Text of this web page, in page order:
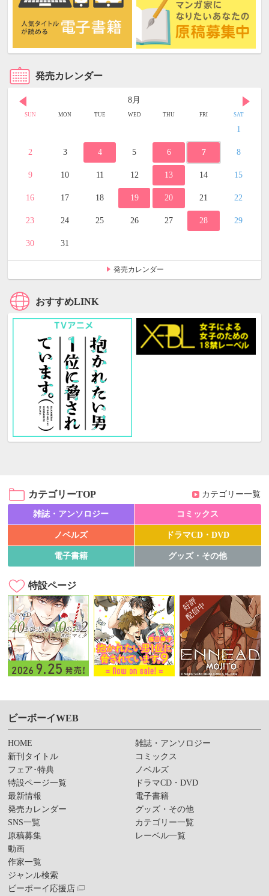
発売カレンダー
8月
SUN MON TUE WED THU FRI SAT
1
2 3 4 5 6 7 8
9 10 11 12 13 14 15
16 17 18 19 20 21 22
23 24 25 26 27 28 29
30 31
発売カレンダー
おすすめLINK
カテゴリーTOP カテゴリー一覧
雑誌・アンソロジー コミックス
ノベルズ ドラマCD・DVD
電子書籍 グッズ・その他
特設ページ
ビーボーイWEB
HOME
新刊タイトル
フェア･特典
特設ページ一覧
最新情報
発売カレンダー
SNS一覧
原稿募集
動画
作家一覧
ジャンル検索
ビーボーイ応援店
雑誌・アンソロジー
コミックス
ノベルズ
ドラマCD・DVD
電子書籍
グッズ・その他
カテゴリー一覧
レーベル一覧